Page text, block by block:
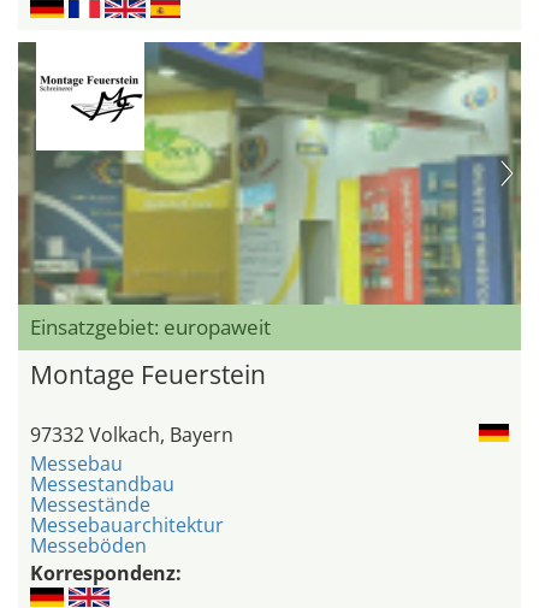
Einsatzgebiet: europaweit
Montage Feuerstein
97332 Volkach, Bayern
Messebau
Messestandbau
Messestände
Messebauarchitektur
Messeböden
Korrespondenz: